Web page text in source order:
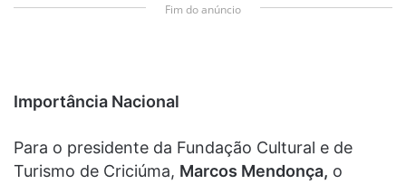
Fim do anúncio
Importância Nacional
Para o presidente da Fundação Cultural e de
Turismo de Criciúma, Marcos Mendonça, o